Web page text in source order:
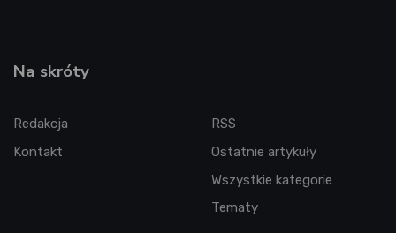
Na skróty
Redakcja
Kontakt
RSS
Ostatnie artykuły
Wszystkie kategorie
Tematy